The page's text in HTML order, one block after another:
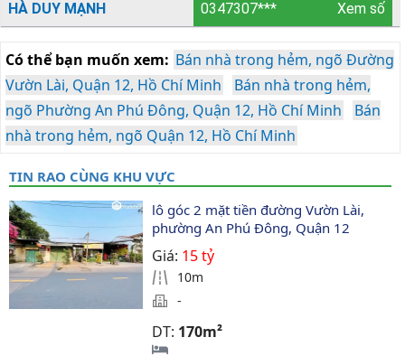
HÀ DUY MẠNH 0347307*** Xem số
Có thể bạn muốn xem: Bán nhà trong hẻm, ngõ Đường
Vườn Lài, Quận 12, Hồ Chí Minh
Bán nhà trong hẻm,
ngõ Phường An Phú Đông, Quận 12, Hồ Chí Minh
Bán
nhà trong hẻm, ngõ Quận 12, Hồ Chí Minh
TIN RAO CÙNG KHU VỰC
lô góc 2 mặt tiền đường Vườn Lài,
phường An Phú Đông, Quận 12
Giá: 15 tỷ
10m
-
DT: 170m²